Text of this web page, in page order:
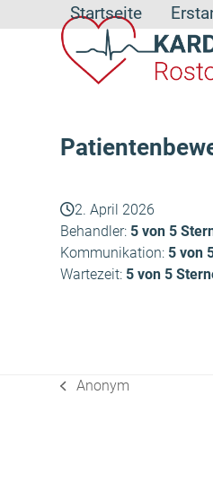
to
Startseite
2. April 2026
Behandler: 5 von 5
Kommunikation: 5 von
Wartezeit: 5 von 5
vorheriger
Anonym